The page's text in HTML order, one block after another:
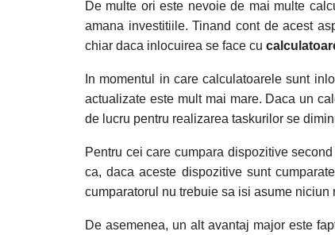
De multe ori este nevoie de mai multe
amana investitiile. Tinand cont de acest
chiar daca inlocuirea se face cu
In momentul in care calculatoarele sunt
actualizate este mult mai mare. Daca un
de lucru pentru realizarea taskurilor se
Pentru cei care cumpara dispozitive
ca, daca aceste dispozitive sunt
cumparatorul nu trebuie sa isi asume niciun
De asemenea, un alt avantaj major este